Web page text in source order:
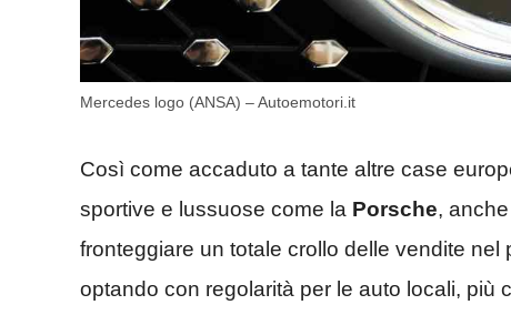
Mercedes logo (ANSA) – Autoemotori.it
Così come accaduto a tante altre case
sportive e lussuose come la Porsche,
fronteggiare un totale crollo delle vendite
optando con regolarità per le auto locali, più